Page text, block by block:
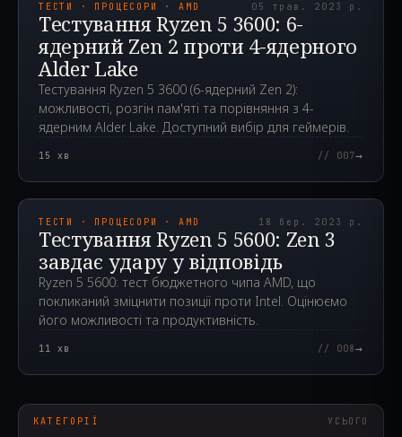
ТЕСТИ · ПРОЦЕСОРИ · AMD 05 трав. 2023 р.
Тестування Ryzen 5 3600: 6-
ядерний Zen 2 проти 4-ядерного
Alder Lake
Тестування Ryzen 5 3600 (6-ядерний Zen 2):
можливості, розгін пам'яті та порівняння з 4-
ядерним Alder Lake. Доступний вибір для геймерів.
15 хв // 007→
2023.03.18T04:46:55.000Z
ТЕСТИ · ПРОЦЕСОРИ · AMD 18 бер. 2023 р.
Тестування Ryzen 5 5600: Zen 3
завдає удару у відповідь
Ryzen 5 5600: тест бюджетного чипа AMD, що
покликаний зміцнити позиції проти Intel. Оцінюємо
його можливості та продуктивність.
11 хв // 008→
КАТЕГОРІЇ УСЬОГО